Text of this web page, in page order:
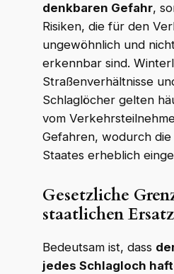
denkbaren Gefahr,
Risiken, die für den
ungewöhnlich und
erkennbar sind.
Straßenverhältnisse
Schlaglöcher gelten
vom
Gefahren, wodurch
Staates erheblich
Gesetzliche
staatlichen
Bedeutsam ist, dass
jedes Schlagloch